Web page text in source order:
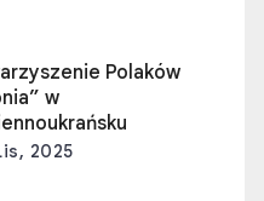
Polaków
w
2025